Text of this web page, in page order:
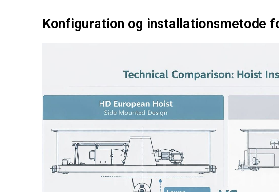
Konfiguration og installationsmetode